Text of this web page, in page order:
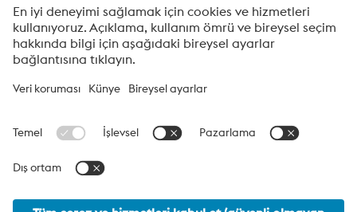
tarafından işlenmektedir. Aydınlatma
Metnineburadanulaşabilirsiniz.
voestalpine High Performance Metal A.Ş., voestalpine High
firmasıdır. Bölümümüz, teknolojik açıdan zorlu ürün segmentlerine
konumundadır.